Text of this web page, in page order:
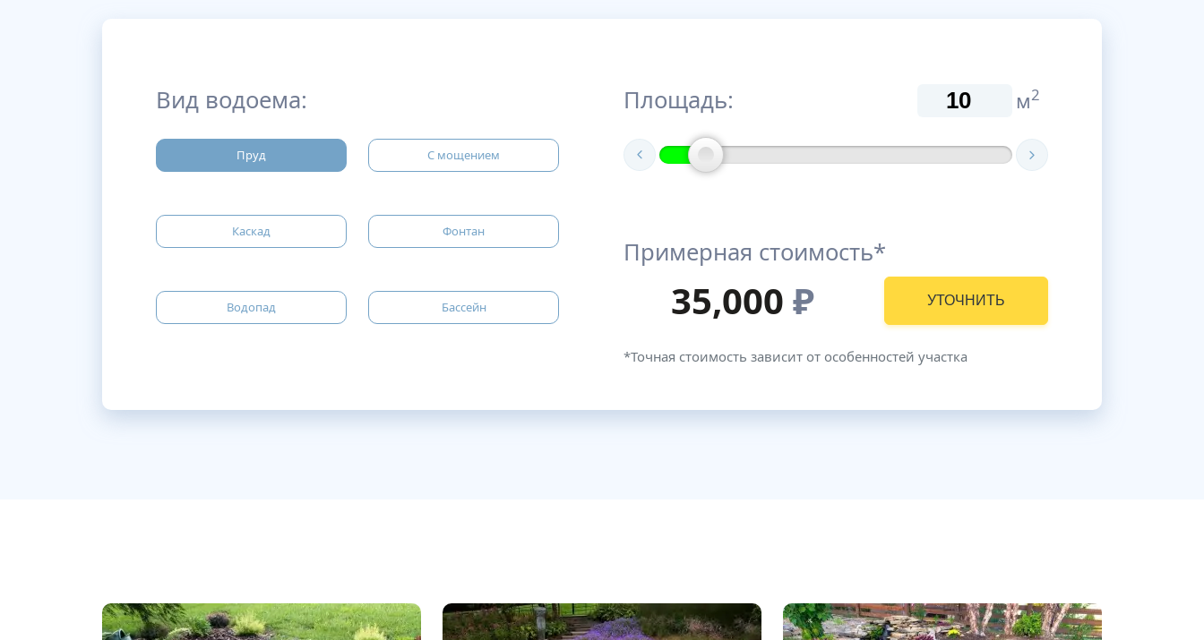
Вид водоема:
Пруд С мощением
Каскад Фонтан
Водопад Бассейн
Площадь: м2
Примерная стоимость*
35,000 ₽ УТОЧНИТЬ
*Точная стоимость зависит от особенностей участка